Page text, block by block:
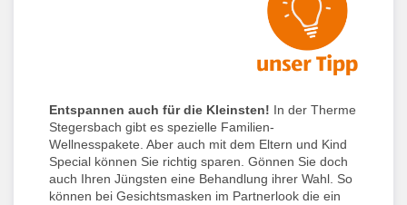
Entspannen auch für die Kleinsten! In der Therme
Stegersbach gibt es spezielle Familien-
Wellnesspakete. Aber auch mit dem Eltern und Kind
Special können Sie richtig sparen. Gönnen Sie doch
auch Ihren Jüngsten eine Behandlung ihrer Wahl. So
können bei Gesichtsmasken im Partnerlook die ein